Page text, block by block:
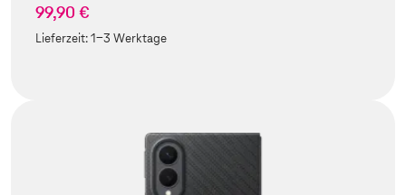
99,90 €
Lieferzeit:1-3 Werktage